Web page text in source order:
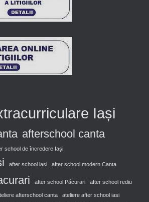
Iași
afterschool canta
school de încredere Iași
after school iasi after school modern Canta
after school Păcurari after school rediu
afterschool canta
ateliere after school iasi